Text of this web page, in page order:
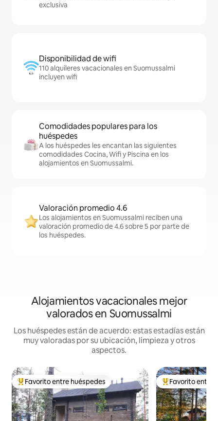
exclusiva
Disponibilidad de wifi
110 alquileres vacacionales en Suomussalmi
incluyen wifi
Comodidades populares para los
huéspedes
A los huéspedes les encantan las siguientes
comodidades Cocina, Wifi y Piscina en los
alojamientos en Suomussalmi.
Valoración promedio 4.6
Los alojamientos en Suomussalmi reciben una
valoración promedio de 4.6 sobre 5 por parte de
los huéspedes.
Alojamientos vacacionales mejor
valorados en Suomussalmi
Los huéspedes están de acuerdo: estas estadías están
muy valoradas por su ubicación, limpieza y otros
aspectos.
Favorito entre huéspedes preferido
Favorito entre huéspedes Favorito entre
Favorito entre